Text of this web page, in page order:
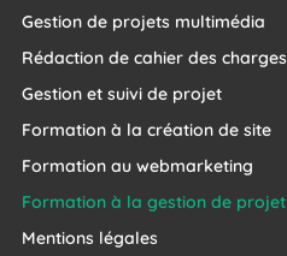
Gestion de projets multimédia
Rédaction de cahier des charges
Gestion et suivi de projet
Formation à la création de site
Formation au webmarketing
Formation à la gestion de projet
Mentions légales